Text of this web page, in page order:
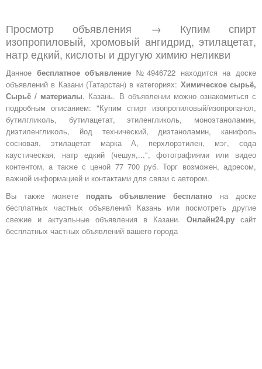
Просмотр объявления → Купим спирт
изопропиловый, хромовый ангидрид, этилацетат,
натр едкий, кислоты и другую химию неликви
Данное бесплатное объявление №4946722 находится на доске
объявлений в Казани (Татарстан) в категориях: Химическое сырьё,
Сырьё / материалы, Казань. В объявлении можно ознакомиться с
подробным описанием: "Купим спирт изопропиловый/изопропанол,
бутилгликоль, бутилацетат, этиленгликоль, моноэтаноламин,
диэтиленгликоль, йод технический, диэтаноламин, канифоль
сосновая, этилацетат марка А, перхлорэтилен, мэг, сода
каустическая, натр едкий (чешуя,...", фотографиями или видео
контентом, а также с ценой 77 700 руб. Торг возможен, адресом,
важной информацией и контактами для связи с автором.
Вы также можете подать объявление бесплатно на доске
бесплатных частных объявлений Казань или посмотреть другие
свежие и актуальные объявления в Казани. Онлайн24.русайт
бесплатных частных объявлений вашего города